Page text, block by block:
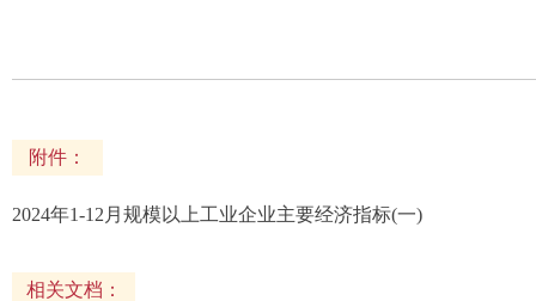
附件：
2024年1-12月规模以上工业企业主要经济指标(一)
相关文档：